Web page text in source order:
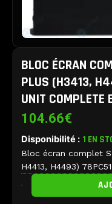
BLOC ÉCRAN
PLUS (H3413,
UNIT
104.66€
Disponibilité : 1 EN
Bloc écran complet
H4413, H4493)
quantité